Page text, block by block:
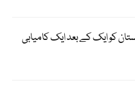
کو ایک کے بعد ایک کامیابی